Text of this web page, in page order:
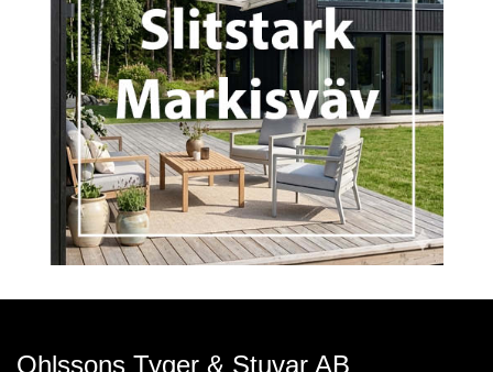
Ohlssons Tyger & Stuvar AB